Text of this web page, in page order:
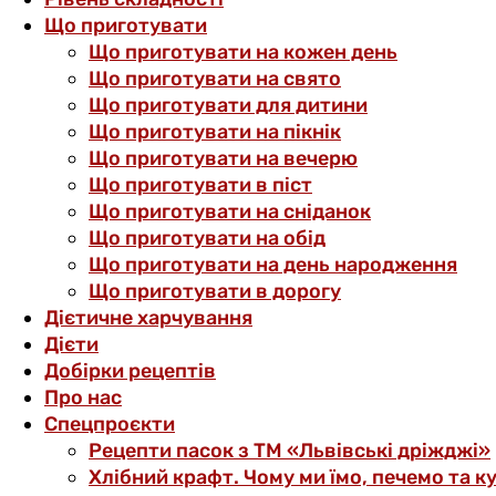
Що приготувати
Що приготувати на кожен день
Що приготувати на свято
Що приготувати для дитини
Що приготувати на пікнік
Що приготувати на вечерю
Що приготувати в піст
Що приготувати на сніданок
Що приготувати на обід
Що приготувати на день народження
Що приготувати в дорогу
Дієтичне харчування
Дієти
Добірки рецептів
Про нас
Спецпроєкти
Рецепти пасок з ТМ «Львівські дріжджі»
Хлібний крафт. Чому ми їмо, печемо та